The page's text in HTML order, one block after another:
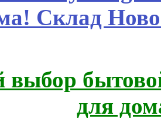
Склад
для